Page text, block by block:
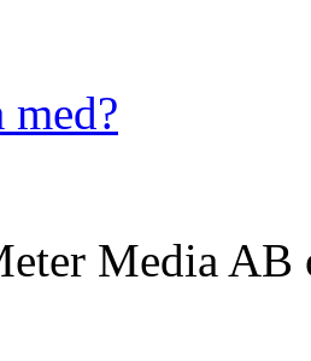
Media AB